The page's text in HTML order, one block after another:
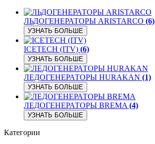
ЛЬДОГЕНЕРАТОРЫ ARISTARCO (6)
УЗНАТЬ БОЛЬШЕ
ICETECH (ITV) (6)
УЗНАТЬ БОЛЬШЕ
ЛЕДОГЕНЕРАТОРЫ HURAKAN (1)
УЗНАТЬ БОЛЬШЕ
ЛЕДОГЕНЕРАТОРЫ BREMA (4)
УЗНАТЬ БОЛЬШЕ
Категории